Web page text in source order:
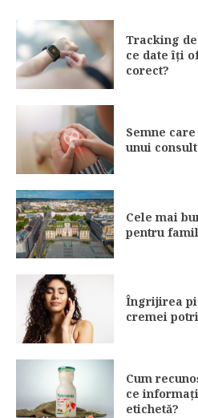
Tracking
ce date îți
corect?
Semne
unui
Cele mai
pentru
Îngrijirea
cremei
Cum
ce
etichetă?